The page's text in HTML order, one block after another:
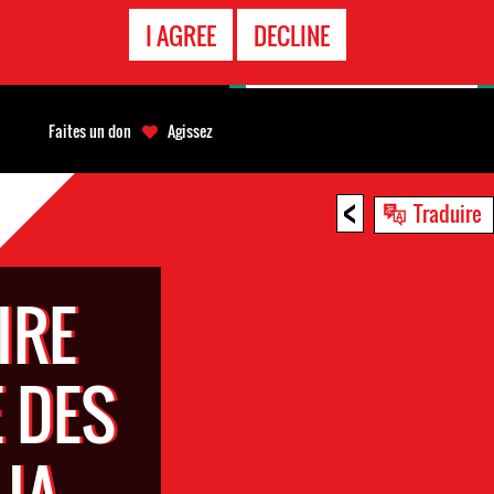
I AGREE DECLINE
< Traduire
Faites un don Agissez
D'URGENCE